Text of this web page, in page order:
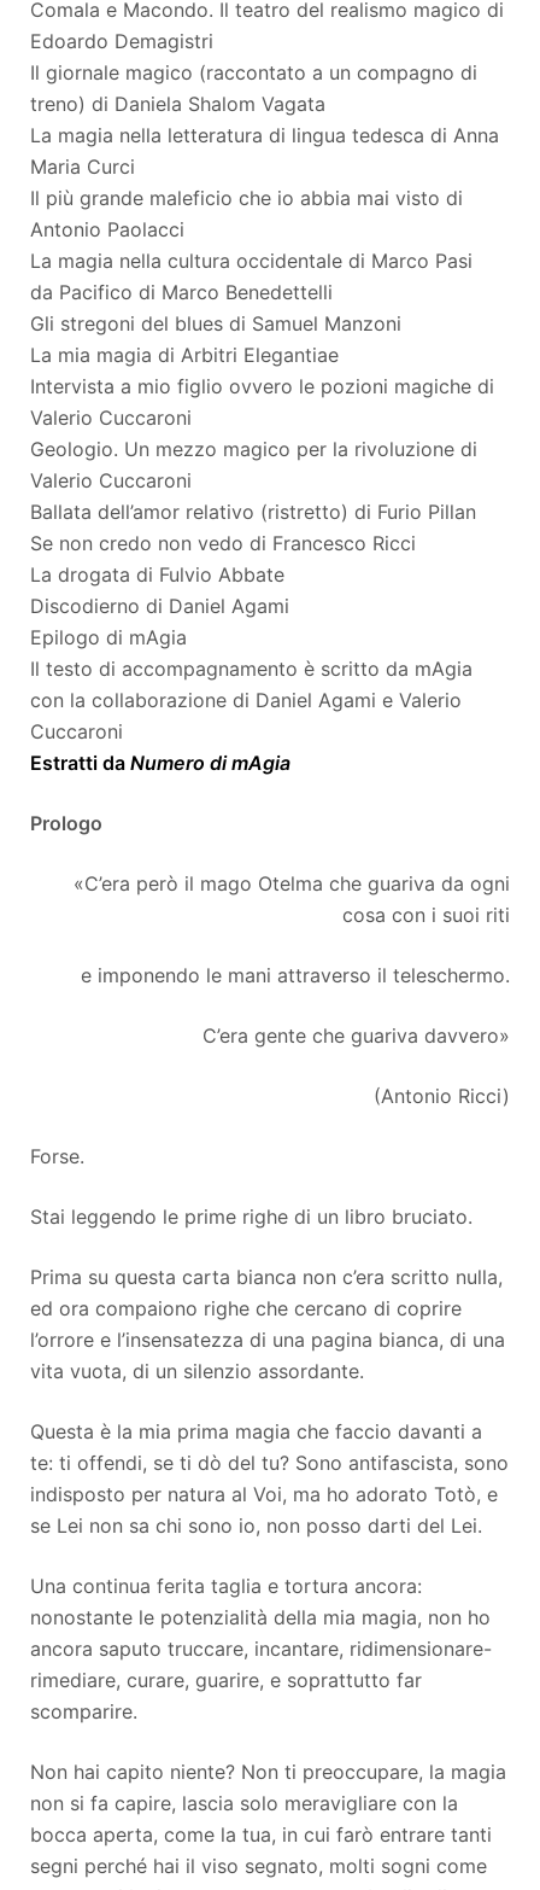
Comala e Macondo. Il teatro del realismo magico di
Edoardo Demagistri
Il giornale magico (raccontato a un compagno di
treno) di Daniela Shalom Vagata
La magia nella letteratura di lingua tedesca di Anna
Maria Curci
Il più grande maleficio che io abbia mai visto di
Antonio Paolacci
La magia nella cultura occidentale di Marco Pasi
da Pacifico di Marco Benedettelli
Gli stregoni del blues di Samuel Manzoni
La mia magia di Arbitri Elegantiae
Intervista a mio figlio ovvero le pozioni magiche di
Valerio Cuccaroni
Geologio. Un mezzo magico per la rivoluzione di
Valerio Cuccaroni
Ballata dell’amor relativo (ristretto) di Furio Pillan
Se non credo non vedo di Francesco Ricci
La drogata di Fulvio Abbate
Discodierno di Daniel Agami
Epilogo di mAgia
Il testo di accompagnamento è scritto da mAgia
con la collaborazione di Daniel Agami e Valerio
Cuccaroni
Estratti da Numero di mAgia
Prologo
«C’era però il mago Otelma che guariva da ogni
cosa con i suoi riti
e imponendo le mani attraverso il teleschermo.
C’era gente che guariva davvero»
(Antonio Ricci)
Forse.
Stai leggendo le prime righe di un libro bruciato.
Prima su questa carta bianca non c’era scritto nulla,
ed ora compaiono righe che cercano di coprire
l’orrore e l’insensatezza di una pagina bianca, di una
vita vuota, di un silenzio assordante.
Questa è la mia prima magia che faccio davanti a
te: ti offendi, se ti dò del tu? Sono antifascista, sono
indisposto per natura al Voi, ma ho adorato Totò, e
se Lei non sa chi sono io, non posso darti del Lei.
Una continua ferita taglia e tortura ancora:
nonostante le potenzialità della mia magia, non ho
ancora saputo truccare, incantare, ridimensionare-
rimediare, curare, guarire, e soprattutto far
scomparire.
Non hai capito niente? Non ti preoccupare, la magia
non si fa capire, lascia solo meravigliare con la
bocca aperta, come la tua, in cui farò entrare tanti
segni perché hai il viso segnato, molti sogni come